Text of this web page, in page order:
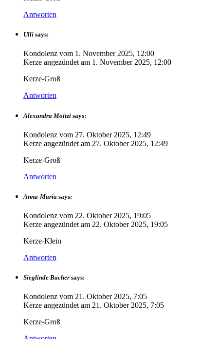
Antworten
Ulli says:
Kondolenz vom 1. November 2025, 12:00
Kerze angezündet am 1. November 2025, 12:00
Kerze-Groß
Antworten
Alexandra Moitzi says:
Kondolenz vom 27. Oktober 2025, 12:49
Kerze angezündet am 27. Oktober 2025, 12:49
Kerze-Groß
Antworten
Anna-Maria says:
Kondolenz vom 22. Oktober 2025, 19:05
Kerze angezündet am 22. Oktober 2025, 19:05
Kerze-Klein
Antworten
Sieglinde Bacher says:
Kondolenz vom 21. Oktober 2025, 7:05
Kerze angezündet am 21. Oktober 2025, 7:05
Kerze-Groß